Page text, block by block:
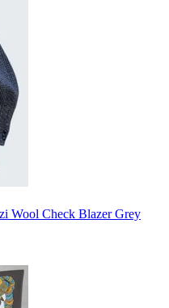
Wool Check Blazer Grey